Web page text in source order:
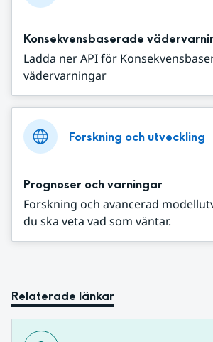
Konsekvensbaserade
Ladda ner API för
vädervarningar
Forskning och utveckling
Prognoser och varningar
Forskning och avancerad
du ska veta vad som väntar.
Relaterade länkar